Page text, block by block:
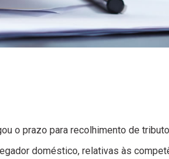
o prazo para recolhimento de
doméstico, relativas às